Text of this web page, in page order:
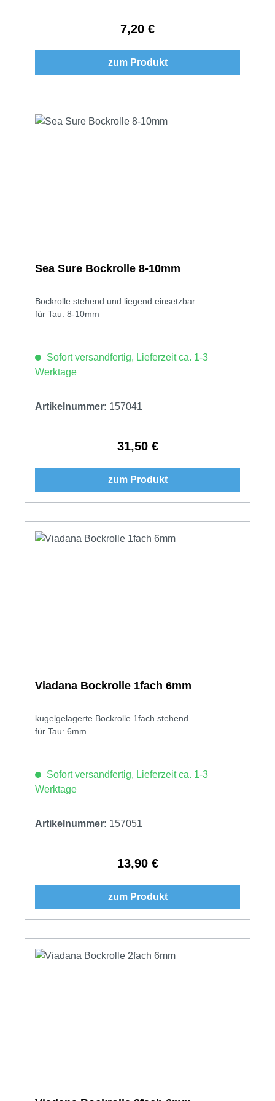
Regulärer Preis:
7,20 €
zum Produkt
Sea Sure Bockrolle 8-10mm
Bockrolle stehend und liegend einsetzbar
für Tau: 8-10mm
Sofort versandfertig, Lieferzeit ca. 1-3
Werktage
Artikelnummer: 157041
Regulärer Preis:
31,50 €
zum Produkt
Viadana Bockrolle 1fach 6mm
kugelgelagerte Bockrolle 1fach stehend
für Tau: 6mm
Sofort versandfertig, Lieferzeit ca. 1-3
Werktage
Artikelnummer: 157051
Regulärer Preis:
13,90 €
zum Produkt